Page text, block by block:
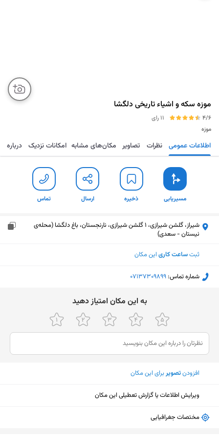
موزه سکه و اشیاء تاریخی دلگشا
4/6
11 رای
موزه
مسیریابی ذخیره ارسال تماس اطلاعات عمومی نظرات تصاویر مکان‌های مشابه امکانات نزدیک درباره
مسیریابی ذخیره ارسال تماس
شیراز، گلشن شیرازی، 1 گلشن شیرازی، نارنجستان، باغ دلگشا (محله‌ی
نیستان - سعدی)
ثبتساعت کاری این مکان
شماره تماس: ‎07137309899
ﺑﻪ اﯾﻦ ﻣﮑﺎن اﻣﺘﯿﺎز دﻫﯿﺪ
افزودنتصویربرای این مکان
ویرایش اطلاعات یا گزارش تعطیلی این مکان
مختصات جغرافیایی